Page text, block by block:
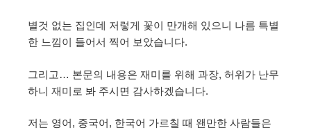
별것 없는 집인데 저렇게 꽃이 만개해 있으니 나름 특별
한 느낌이 들어서 찍어 보았습니다.
그리고… 본문의 내용은 재미를 위해 과장, 허위가 난무
하니 재미로 봐 주시면 감사하겠습니다.
저는 영어, 중국어, 한국어 가르칠 때 왠만한 사람들은